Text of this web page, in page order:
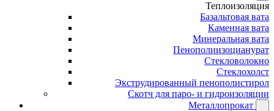
Теплоизоляция
Базальтовая вата
Каменная вата
Минеральная вата
Пенополиизоцианурат
Стекловолокно
Стеклохолст
Экструдированный пенополистирол
Скотч для паро- и гидроизоляции
Металлопрокат